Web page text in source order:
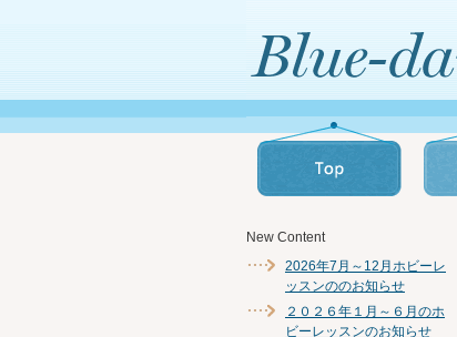
New Content
2026年7月～12月ホビーレ
ッスンののお知らせ
２０２６年１月～６月のホ
ビーレッスンのお知らせ